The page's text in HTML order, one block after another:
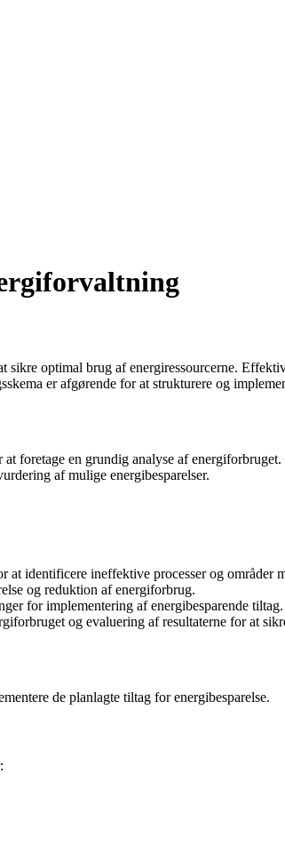
optimal brug af energiressourcerne.
er afgørende for at strukturere og
foretage en grundig analyse af
af mulige energibesparelser.
at identificere ineffektive processer og områder
og reduktion af energiforbrug.
for implementering af energibesparende tiltag.
og evaluering af resultaterne for at
de planlagte tiltag for energibesparelse.